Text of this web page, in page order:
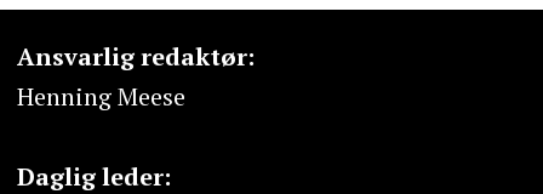
Ansvarlig redaktør:
Henning Meese
Daglig leder: